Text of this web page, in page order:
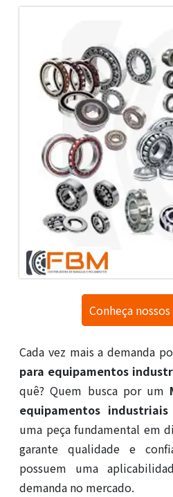
Cada vez mais a demanda
para equipamentos
quê? Quem busca por um
equipamentos industriais
uma peça fundamental em
garante qualidade e
possuem uma
demanda no mercado.
Conheça